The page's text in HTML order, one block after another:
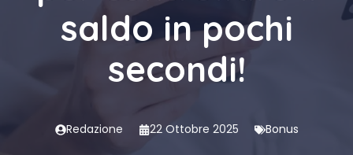
saldo in pochi
secondi!
Redazione 22 Ottobre 2025 Bonus